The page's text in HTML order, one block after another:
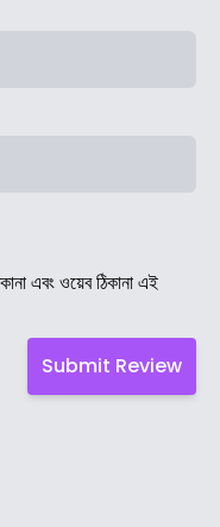
এবং ওয়েব ঠিকানা এই